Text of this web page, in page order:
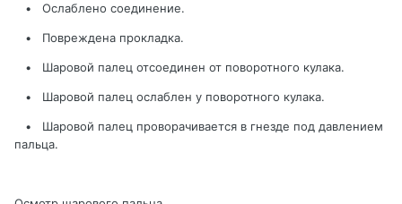
• Ослаблено соединение.
• Повреждена прокладка.
• Шаровой палец отсоединен от поворотного кулака.
• Шаровой палец ослаблен у поворотного кулака.
•
Шаровой палец проворачивается в гнезде под давлением
пальца.